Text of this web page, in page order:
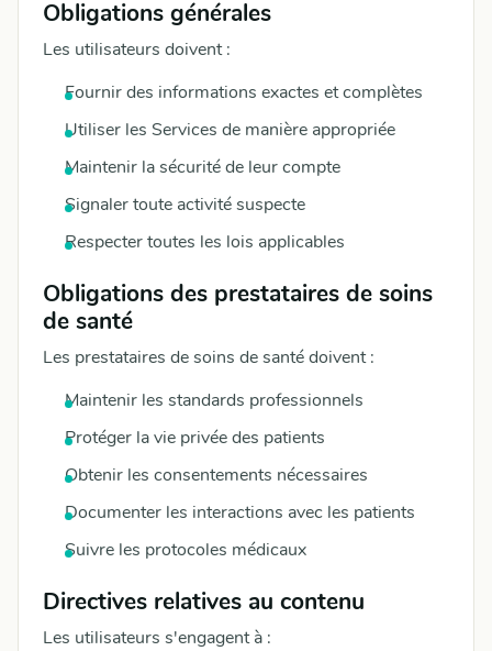
Obligations générales
Les utilisateurs doivent :
Fournir des informations exactes et complètes
Utiliser les Services de manière appropriée
Maintenir la sécurité de leur compte
Signaler toute activité suspecte
Respecter toutes les lois applicables
Obligations des prestataires de soins
de santé
Les prestataires de soins de santé doivent :
Maintenir les standards professionnels
Protéger la vie privée des patients
Obtenir les consentements nécessaires
Documenter les interactions avec les patients
Suivre les protocoles médicaux
Directives relatives au contenu
Les utilisateurs s'engagent à :